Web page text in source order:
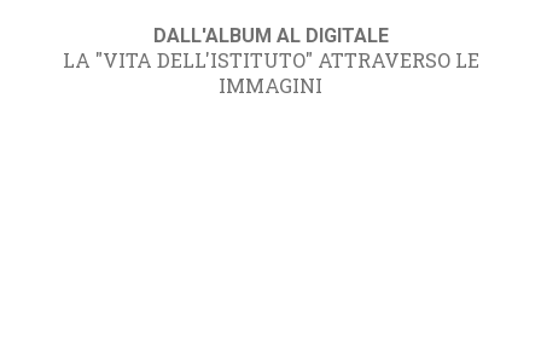
DALL'ALBUM AL DIGITALE
LA "VITA DELL'ISTITUTO" ATTRAVERSO LE
IMMAGINI